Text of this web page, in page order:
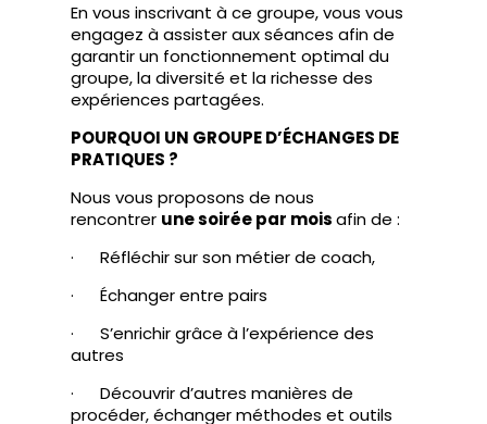
En vous inscrivant à ce groupe, vous vous
engagez à assister aux séances afin de
garantir un fonctionnement optimal du
groupe, la diversité et la richesse des
expériences partagées.
POURQUOI UN GROUPE D’ÉCHANGES DE
PRATIQUES ?
Nous vous proposons de nous
rencontrer une soirée par moisafin de :
· Réfléchir sur son métier de coach,
· Échanger entre pairs
· S’enrichir grâce à l’expérience des
autres
· Découvrir d’autres manières de
procéder, échanger méthodes et outils